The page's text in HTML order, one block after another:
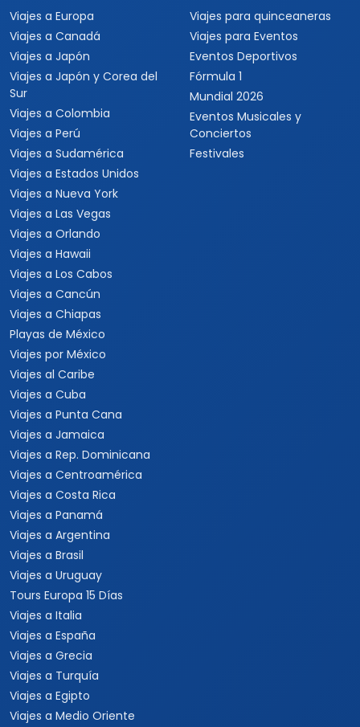
Viajes a Europa
Viajes a Canadá
Viajes a Japón
Viajes a Japón y Corea del
Sur
Viajes a Colombia
Viajes a Perú
Viajes a Sudamérica
Viajes a Estados Unidos
Viajes a Nueva York
Viajes a Las Vegas
Viajes a Orlando
Viajes a Hawaii
Viajes a Los Cabos
Viajes a Cancún
Viajes a Chiapas
Playas de México
Viajes por México
Viajes al Caribe
Viajes a Cuba
Viajes a Punta Cana
Viajes a Jamaica
Viajes a Rep. Dominicana
Viajes a Centroamérica
Viajes a Costa Rica
Viajes a Panamá
Viajes a Argentina
Viajes a Brasil
Viajes a Uruguay
Tours Europa 15 Días
Viajes a Italia
Viajes a España
Viajes a Grecia
Viajes a Turquía
Viajes a Egipto
Viajes a Medio Oriente
Viajes para quinceaneras
Viajes para Eventos
Eventos Deportivos
Fórmula 1
Mundial 2026
Eventos Musicales y
Conciertos
Festivales